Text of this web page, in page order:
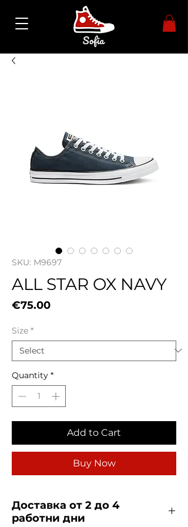
SKU: М9697
ALL STAR OX NAVY
€75.00Price
Size *
Quantity *
Add to Cart
Buy Now
Доставка от 2 до 4
работни дни